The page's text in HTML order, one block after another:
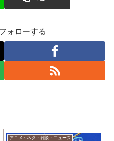
ォローする
アニメ：ネタ・雑談・ニュース